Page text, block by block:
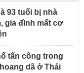
93 tuổi bị nhà
gia đình mất cơ
tấn công trong
dã ở Thái